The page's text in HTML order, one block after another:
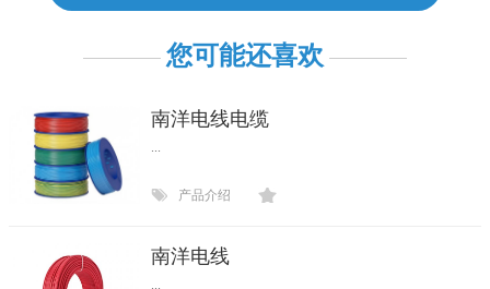
您可能还喜欢
南洋电线电缆
...
产品介绍
南洋电线
...